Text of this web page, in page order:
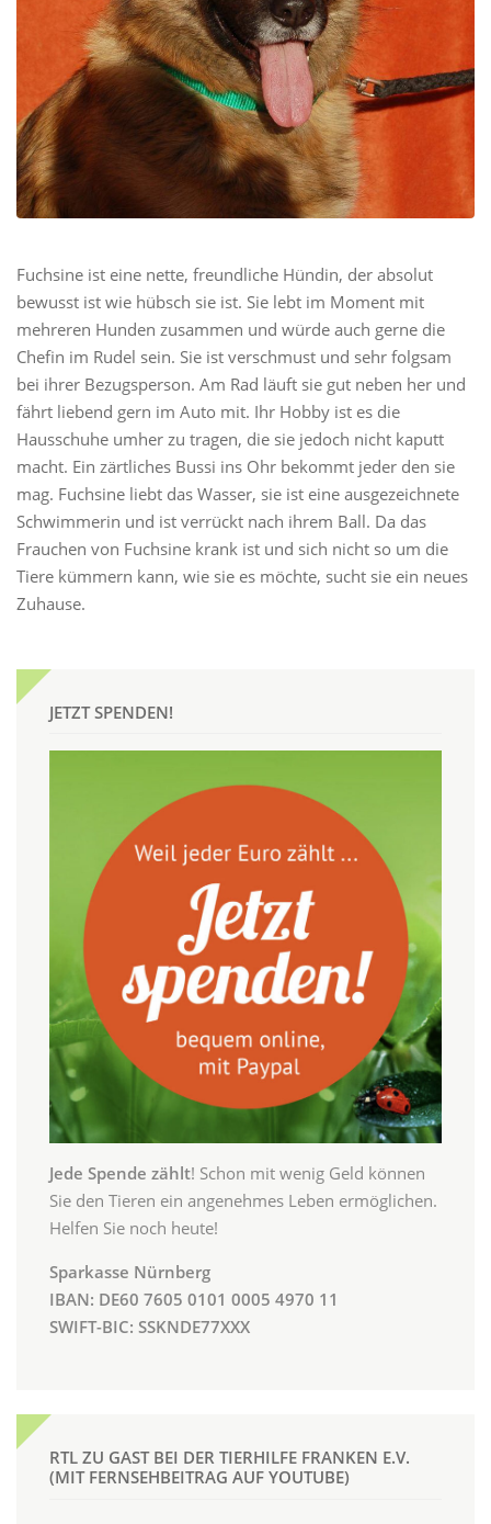
Fuchsine ist eine nette, freundliche Hündin, der absolut
bewusst ist wie hübsch sie ist. Sie lebt im Moment mit
mehreren Hunden zusammen und würde auch gerne die
Chefin im Rudel sein. Sie ist verschmust und sehr folgsam
bei ihrer Bezugsperson. Am Rad läuft sie gut neben her und
fährt liebend gern im Auto mit. Ihr Hobby ist es die
Hausschuhe umher zu tragen, die sie jedoch nicht kaputt
macht. Ein zärtliches Bussi ins Ohr bekommt jeder den sie
mag. Fuchsine liebt das Wasser, sie ist eine ausgezeichnete
Schwimmerin und ist verrückt nach ihrem Ball. Da das
Frauchen von Fuchsine krank ist und sich nicht so um die
Tiere kümmern kann, wie sie es möchte, sucht sie ein neues
Zuhause.
JETZT SPENDEN!
Jede Spende zählt! Schon mit wenig Geld können
Sie den Tieren ein angenehmes Leben ermöglichen.
Helfen Sie noch heute!
Sparkasse Nürnberg
IBAN: DE60 7605 0101 0005 4970 11
SWIFT-BIC: SSKNDE77XXX
RTL ZU GAST BEI DER TIERHILFE FRANKEN E.V.
(MIT FERNSEHBEITRAG AUF YOUTUBE)